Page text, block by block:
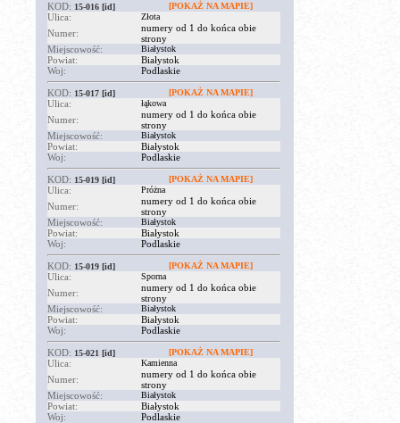
KOD: 15-016 [id] [POKAŻ NA MAPIE]
Ulica: Złota
Numer:
numery od 1 do końca obie
strony
Miejscowość:
Białystok
Powiat:
Białystok
Woj:
Podlaskie
KOD: 15-017 [id] [POKAŻ NA MAPIE]
Ulica: łąkowa
Numer:
numery od 1 do końca obie
strony
Miejscowość:
Białystok
Powiat:
Białystok
Woj:
Podlaskie
KOD: 15-019 [id] [POKAŻ NA MAPIE]
Ulica: Próżna
Numer:
numery od 1 do końca obie
strony
Miejscowość:
Białystok
Powiat:
Białystok
Woj:
Podlaskie
KOD: 15-019 [id] [POKAŻ NA MAPIE]
Ulica: Sporna
Numer:
numery od 1 do końca obie
strony
Miejscowość:
Białystok
Powiat:
Białystok
Woj:
Podlaskie
KOD: 15-021 [id] [POKAŻ NA MAPIE]
Ulica: Kamienna
Numer:
numery od 1 do końca obie
strony
Miejscowość:
Białystok
Powiat:
Białystok
Woj:
Podlaskie